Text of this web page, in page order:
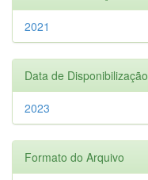
2021
Data de Disponibilização
2023
Formato do Arquivo